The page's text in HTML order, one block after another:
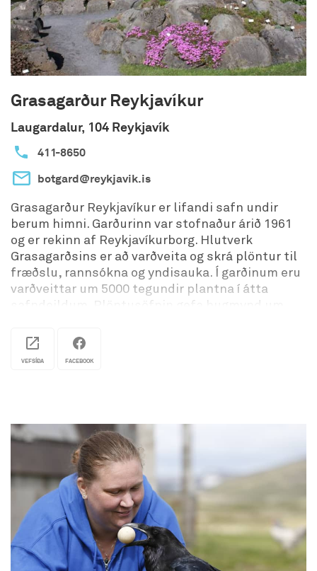
Grasagarður Reykjavíkur
Laugardalur, 104 Reykjavík
411-8650
botgard@reykjavik.is
Grasagarður Reykjavíkur er lifandi safn undir
berum himni. Garðurinn var stofnaður árið 1961
og er rekinn af Reykjavíkurborg. Hlutverk
Grasagarðsins er að varðveita og skrá plöntur til
fræðslu, rannsókna og yndisauka. Í garðinum eru
varðveittar um 5000 tegundir plantna í átta
Sérhver safndeild gegnir ákveðnu hlutverki, til
Hið vinsæla kaffihús Flóran Café/Bístró býður
upp á ljúffengar veitingar með áherslu á hráefni
úr eigin ræktun. Kaffihúsið er starfrækt í
garðskálanum í fallegu og gróðursælu umhverfi
frá maí til september.
VEFSÍÐA FACEBOOK